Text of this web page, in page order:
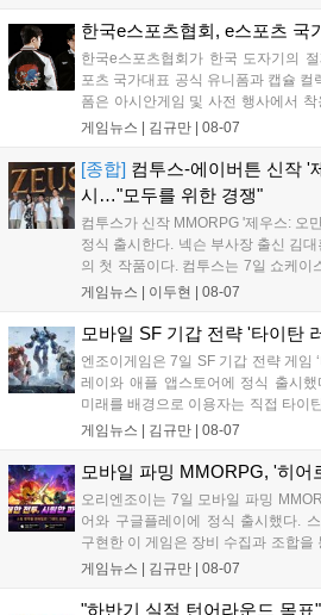
용 가능합니다....
한국e스포츠협회, e스포츠 국
한국e스포츠협회가 한국 도자기의
포츠 국가대표 공식 유니폼과 캡슐 컬
폼은 아시안게임 및 사전 행사에서
구성된 컬렉션은 오는 8월 28일부터
서는 대회 규정에 따라 별도의 유니폼
게임뉴스 | 김규만 | 08-07
[종합] 컴투스-에이버튼 신작 '
시…"모두를 위한 경쟁"
컴투스가 신작 MMORPG '제우스: 오
정식 출시한다. 넥슨 부사장 출신 김
의 첫 작품이다. 컴투스는 7일 쇼케이
심 콘텐츠, 유료화 정책, 운영 방향을
의 오만으로 균열이...
게임뉴스 | 이두현 | 08-07
모바일 SF 기갑 전략 '타이탄
엔조이게임은 7일 SF 기갑 전략 게임
레이와 애플 앱스토어에 정식 출시
미래를 배경으로 이용자는 직접 타이
위한 전투를 펼친다. 지휘관 모집, 피
지원 보상을 제공한다. 상세 내용은 공
게임뉴스 | 김규만 | 08-07
모바일 파밍 MMORPG, '히어
오리엔조이는 7일 모바일 파밍
어와 구글플레이에 정식 출시했다.
구현한 이 게임은 장비 수집과 조합을
무기 스킬을 활용한 전략적 전투와
혜택을 지급하며, 상세 내용은 공식
게임뉴스 | 김규만 | 08-07
"하반기 실적 턴어라운드 목